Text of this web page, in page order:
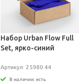
Набор Urban Flow Full
Set, ярко-синий
Артикул: 25980.44
В наличии: есть